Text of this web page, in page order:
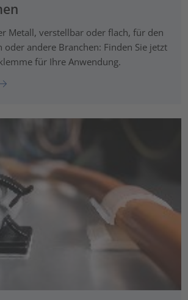
Metall, verstellbar oder flach, für den
oder andere Branchen: Finden Sie jetzt
für Ihre Anwendung.